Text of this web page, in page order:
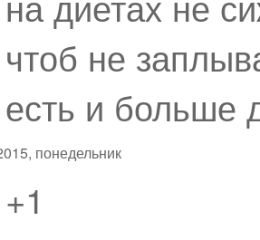
чтоб не
есть и больше
понедельник
+1